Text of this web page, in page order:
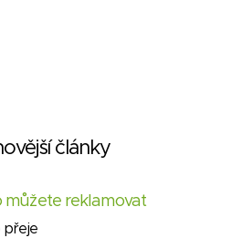
články
můžete reklamovat
přeje